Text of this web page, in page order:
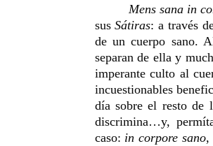
Mens sana in
susSátiras: a través
de un cuerpo sano.
separan de ella y
imperante culto al
incuestionables
día sobre el resto de
discrimina…y,
caso: in corpore sano,